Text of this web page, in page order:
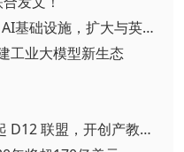
▪ ABB通过集成DSX Blueprint AI基础设施，扩大与英伟达的合作
工业大模型新生态
▪ 重磅官宣！汇川技术联合发起 D12 联盟，开创产教融合新范式